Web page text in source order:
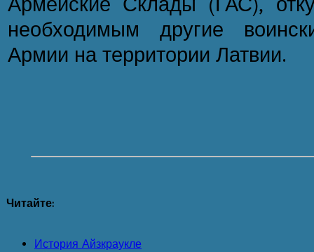
необходимым другие
Армии на территории Латвии.
Читайте:
История Айзкраукле